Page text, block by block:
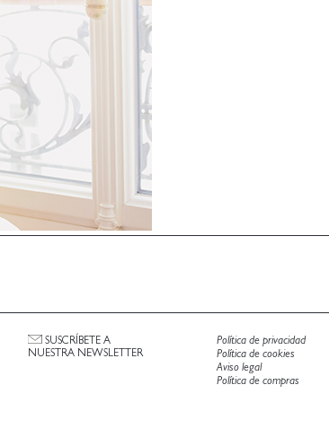
SUSCRÍBETE A
NUESTRA NEWSLETTER
Política de privacidad
Política de cookies
Aviso legal
Política de compras